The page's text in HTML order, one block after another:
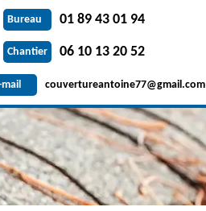
Bureau 01 89 43 01 94
Chantier 06 10 13 20 52
mail couvertureantoine77@gmail.com